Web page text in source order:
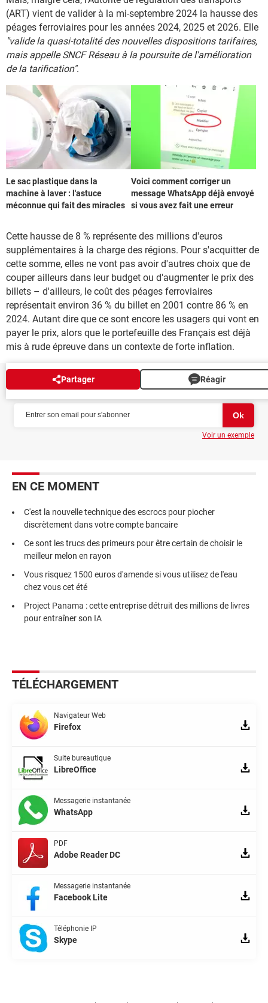
(ART) vient de valider à la mi-septembre 2024 la hausse des
péages ferroviaires pour les années 2024, 2025 et 2026. Elle
"valide la quasi-totalité des nouvelles dispositions tarifaires,
mais appelle SNCF Réseau à la poursuite de l'amélioration
de la tarification".
Le sac plastique dans la
machine à laver : l'astuce
méconnue qui fait des miracles
Voici comment corriger un
message WhatsApp déjà envoyé
si vous avez fait une erreur
Cette hausse de 8 % représente des millions d'euros
supplémentaires à la charge des régions. Pour s'acquitter de
cette somme, elles ne vont pas avoir d'autres choix que de
couper ailleurs dans leur budget ou d'augmenter le prix des
billets – d'ailleurs, le coût des péages ferroviaires
représentait environ 36 % du billet en 2001 contre 86 % en
2024. Autant dire que ce sont encore les usagers qui vont en
payer le prix, alors que le portefeuille des Français est déjà
mis à rude épreuve dans un contexte de forte inflation.
Partager Réagir
NEWSLETTER
Voir un exemple
EN CE MOMENT
C'est la nouvelle technique des escrocs pour piocher
discrètement dans votre compte bancaire
Ce sont les trucs des primeurs pour être certain de choisir le
meilleur melon en rayon
Vous risquez 1500 euros d'amende si vous utilisez de l'eau
chez vous cet été
Project Panama : cette entreprise détruit des millions de livres
pour entraîner son IA
TÉLÉCHARGEMENT
Navigateur Web
Firefox
Suite bureautique
LibreOffice
Messagerie instantanée
WhatsApp
PDF
Adobe Reader DC
Messagerie instantanée
Facebook Lite
Téléphonie IP
Skype